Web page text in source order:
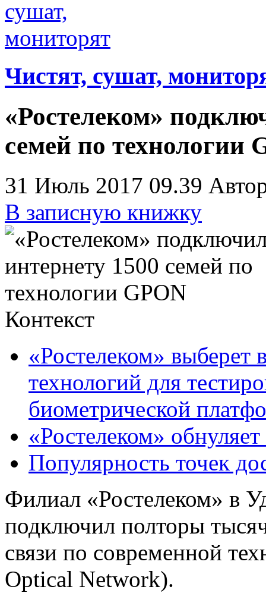
Чистят, сушат,
«Ростелеком»
семей по технологии
31 Июль 2017 09.39
В записную книжку
Контекст
«Ростелеком» выберет
технологий для
биометрической
«Ростелеком»
Популярность точек
Филиал «Ростелеком» в
подключил полторы
связи по современной
Optical Network).